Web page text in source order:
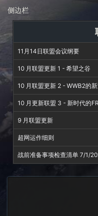
侧边栏
11月14日联盟会议纲要
10 月联盟更新 1 - 希望之谷
10 月联盟更新 2 - WWB2的
10 月更新联盟 3 - 新时代的
9 月联盟更新
超网运作细则
战前准备事项检查清单 7/1/